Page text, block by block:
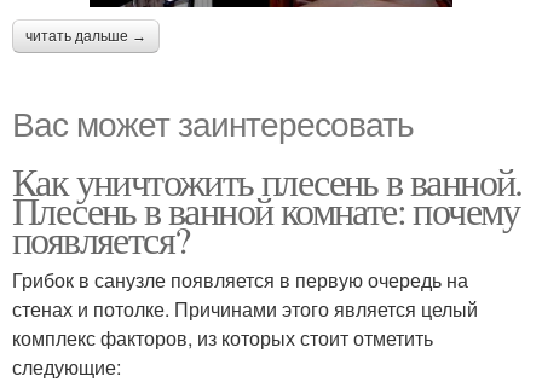
читать дальше →
Вас может заинтересовать
Как уничтожить плесень в ванной.
Плесень в ванной комнате: почему
появляется?
Грибок в санузле появляется в первую очередь на
стенах и потолке. Причинами этого является целый
комплекс факторов, из которых стоит отметить
следующие: